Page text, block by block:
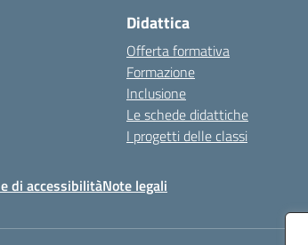
Didattica
Offerta formativa
Formazione
Inclusione
Le schede didattiche
I progetti delle classi
di accessibilitàNote legali